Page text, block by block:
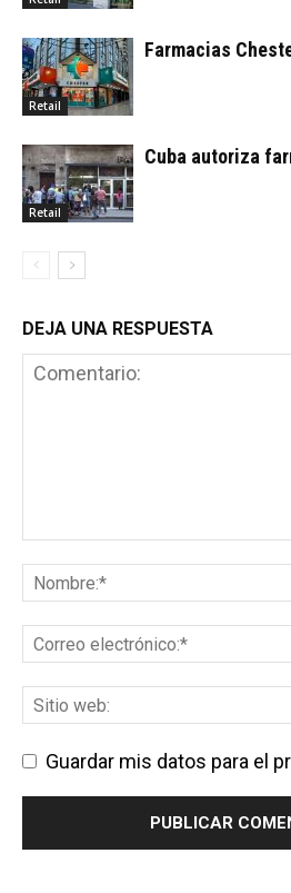
Retail
Farmacias
Retail
Cuba autoriza
DEJA UNA RESPUESTA
Guardar mis datos para el